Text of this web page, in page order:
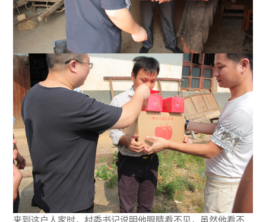
来到这户人家时，村委书记说明他眼睛看不见，虽然他看不